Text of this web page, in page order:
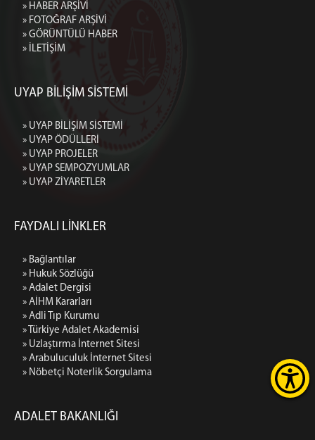
» HABER ARŞİVİ
» FOTOĞRAF ARŞİVİ
» GÖRÜNTÜLÜ HABER
» İLETİŞİM
UYAP BİLİŞİM SİSTEMİ
» UYAP BİLİŞİM SİSTEMİ
» UYAP ÖDÜLLERİ
» UYAP PROJELER
» UYAP SEMPOZYUMLAR
» UYAP ZİYARETLER
FAYDALI LİNKLER
» Bağlantılar
» Hukuk Sözlüğü
» Adalet Dergisi
» AİHM Kararları
» Adli Tıp Kurumu
» Türkiye Adalet Akademisi
» Uzlaştırma İnternet Sitesi
» Arabuluculuk İnternet Sitesi
» Nöbetçi Noterlik Sorgulama
ADALET BAKANLIĞI